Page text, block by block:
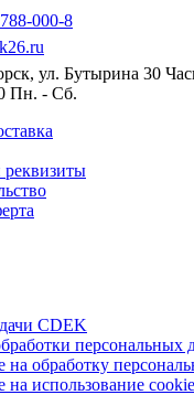
000-8
ул. Бутырина 30
Пн. - Сб.
CDEK
персональных
на обработку
на использование cookie